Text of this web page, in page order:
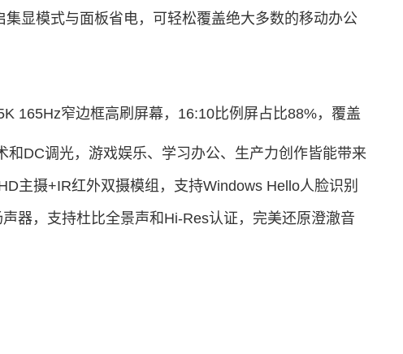
显模式与面板省电，可轻松覆盖绝大多数的移动办公
165Hz窄边框高刷屏幕，16:10比例屏占比88%，覆盖
DC调光，游戏娱乐、学习办公、生产力创作皆能带来
主摄+IR红外双摄模组，支持Windows Hello人脸识别
器，支持杜比全景声和Hi-Res认证，完美还原澄澈音